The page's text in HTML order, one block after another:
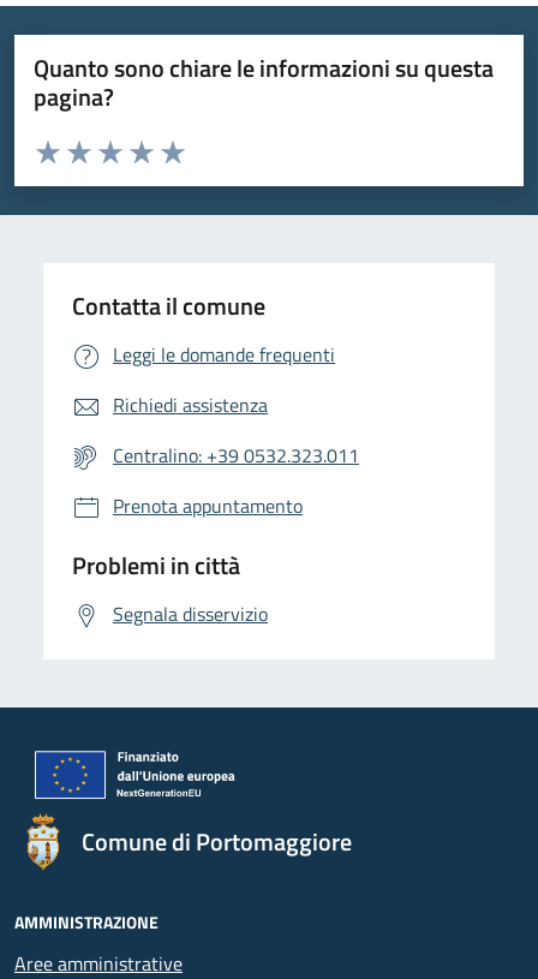
Quanto sono chiare le informazioni su questa
pagina?
Valuta da 1 a 5 stelle la pagina
Valuta 5 stelle su 5
Valuta 4 stelle su 5
Valuta 3 stelle su 5
Valuta 2 stelle su 5
Valuta 1 stelle su 5
Contatta il comune
Leggi le domande frequenti
Richiedi assistenza
Centralino: +39 0532.323.011
Prenota appuntamento
Problemi in città
Segnala disservizio
Comune di Portomaggiore
AMMINISTRAZIONE
Aree amministrative